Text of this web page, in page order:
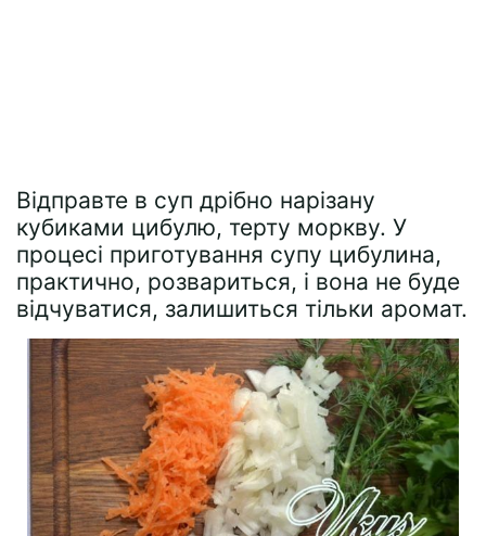
Відправте в суп дрібно нарізану
кубиками цибулю, терту моркву. У
процесі приготування супу цибулина,
практично, розвариться, і вона не буде
відчуватися, залишиться тільки аромат.